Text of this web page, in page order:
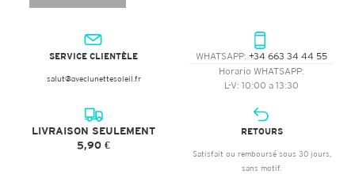
SERVICE CLIENTÈLE
salut@aveclunettesoleil.fr
WHATSAPP: +34 663 34 44 55
Horario WHATSAPP:
L-V: 10:00 a 13:30
LIVRAISON SEULEMENT
5,90 €
RETOURS
Satisfait ou remboursé sous 30 jours,
sans motif.